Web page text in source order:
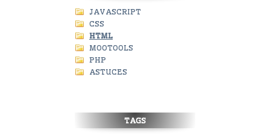
JAVASCRIPT
CSS
HTML
MOOTOOLS
PHP
ASTUCES
TAGS